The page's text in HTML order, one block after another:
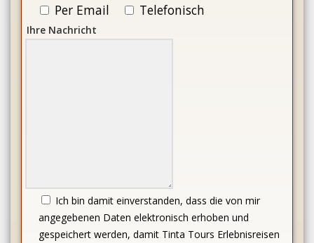
Per Email Telefonisch
Ihre Nachricht
Ich bin damit einverstanden, dass die von mir
angegebenen Daten elektronisch erhoben und
gespeichert werden, damit Tinta Tours Erlebnisreisen